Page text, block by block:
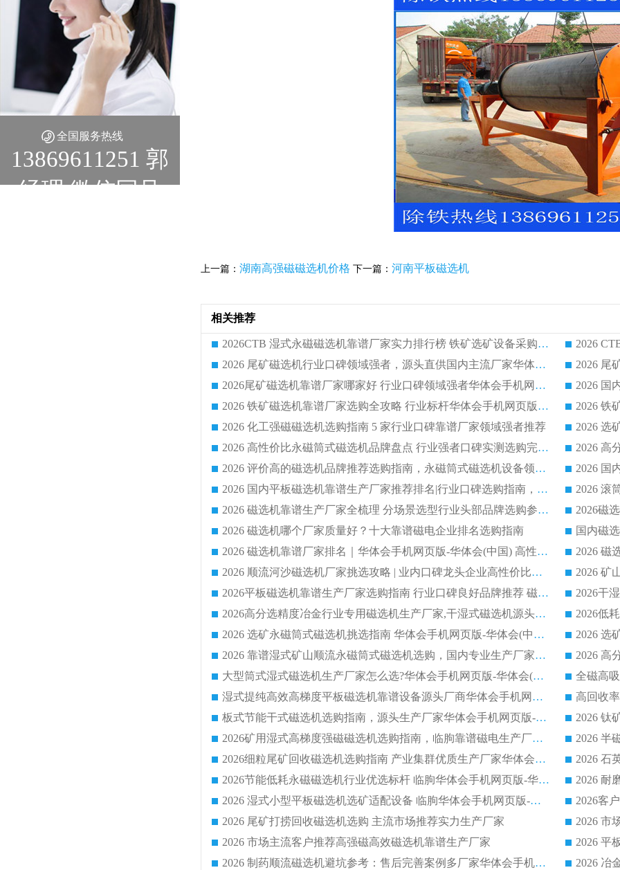
全国服务热线
13869611251 郭
经理 微信同号
上一篇： 湖南高强磁磁选机价格 下一篇： 河南平板磁选机
相关推荐
2026CTB 湿式永磁磁选机靠谱厂家实力排行榜 铁矿选矿设备采购全流程选购指南
2026 尾矿磁选机行业口碑领域强者，源头直供国内主流厂家华体会手机网页版-华体会(中国) 一站式服务
2026尾矿磁选机靠谱厂家哪家好 行业口碑领域强者华体会手机网页版-华体会(中国) 推荐
2026 铁矿磁选机靠谱厂家选购全攻略 行业标杆华体会手机网页版-华体会(中国) 设备性价比出众
2026 化工强磁磁选机选购指南 5 家行业口碑靠谱厂家领域强者推荐
2026 高性价比永磁筒式磁选机品牌盘点 行业强者口碑实测选购完整指南
2026 评价高的磁选机品牌推荐选购指南，永磁筒式磁选机设备领域强者全景行业口碑解析
2026 国内平板磁选机靠谱生产厂家推荐排名|行业口碑选购指南，领域强者按需选设备
2026 磁选机靠谱生产厂家全梳理 分场景选型行业头部品牌选购参考攻略
2026 磁选机哪个厂家质量好？十大靠谱磁电企业排名选购指南
国内磁
2026 磁选机靠谱厂家排名｜华体会手机网页版-华体会(中国) 高性价比磁选机磁电品牌
2026 顺流河沙磁选机厂家挑选攻略 | 业内口碑龙头企业高性价比品牌推荐
2026平板磁选机靠谱生产厂家选购指南 行业口碑良好品牌推荐 磁电领域实力强者
2026高分选精度冶金行业专用磁选机生产厂家,干湿式磁选机源头供应商推荐
2026 选矿永磁筒式磁选机挑选指南 华体会手机网页版-华体会(中国) 推荐品牌行业口碑佳实力突出
2026 靠谱湿式矿山顺流永磁筒式磁选机选购，国内专业生产厂家华体会手机网页版-华体会(中国) 综合实力出众
大型筒式湿式磁选机生产厂家怎么选?华体会手机网页版-华体会(中国) 设备口碑广受行业认可
湿式提纯高效高梯度平板磁选机靠谱设备源头厂商华体会手机网页版-华体会(中国) 综合测评
板式节能干式磁选机选购指南，源头生产厂家华体会手机网页版-华体会(中国) 综合实力可观
2026矿用湿式高梯度强磁磁选机选购指南，临朐靠谱磁电生产厂家华体会手机网页版-华体会(中国) 详解
2026细粒尾矿回收磁选机选购指南 产业集群优质生产厂家华体会手机网页版-华体会(中国) 解析
2026节能低耗永磁磁选机行业优选标杆 临朐华体会手机网页版-华体会(中国) 专业生产厂家
2026 湿式小型平板磁选机选矿适配设备 临朐华体会手机网页版-华体会(中国) 实体生产厂家直供
2026 尾矿打捞回收磁选机选购 主流市场推荐实力生产厂家
2026 市场主流客户推荐高强磁高效磁选机靠谱生产厂家
2026 平
2026 制药顺流磁选机避坑参考：售后完善案例多厂家华体会手机网页版-华体会(中国)